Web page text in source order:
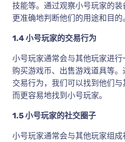
技能等。通过观察小号玩家的
更准确地判断他们的用途和目的
1.4 小号玩家的交易行为
小号玩家通常会与其他玩家进
购买游戏币、出售游戏道具等
交易行为，我们可以找到他们
而更容易地找到小号玩家。
1.5 小号玩家的社交圈子
小号玩家通常会与其他玩家组